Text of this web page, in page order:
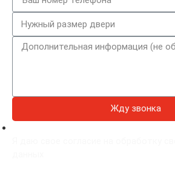
Жду звонка